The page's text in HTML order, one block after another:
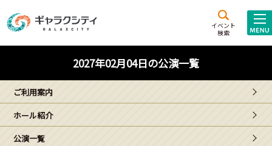
イベント
検索
施設案内
西新井
文化ホール
ギャラクシティとは
2027年02月04日の公演一覧
ご利用案内
ホール紹介
公演一覧